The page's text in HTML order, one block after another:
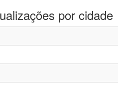
por cidade